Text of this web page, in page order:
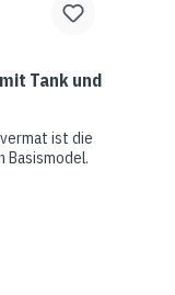
Tank und
ist die
Basismodel.